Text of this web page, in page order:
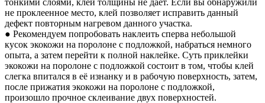
не проклеенное место, клей позволяет исправить данный
дефект повторным нагревом данного участка.
● Рекомендуем попробовать наклеить сперва небольшой
кусок экокожи на поролоне с подложкой, набраться немного
опыта, а затем перейти к полной наклейке. Суть приклейки
экокожи на поролоне с подложкой состоит в том, чтобы клей
слегка впитался в её изнанку и в рабочую поверхность, затем,
после прижатия экокожи на поролоне с подложкой,
произошло прочное склеивание двух поверхностей.